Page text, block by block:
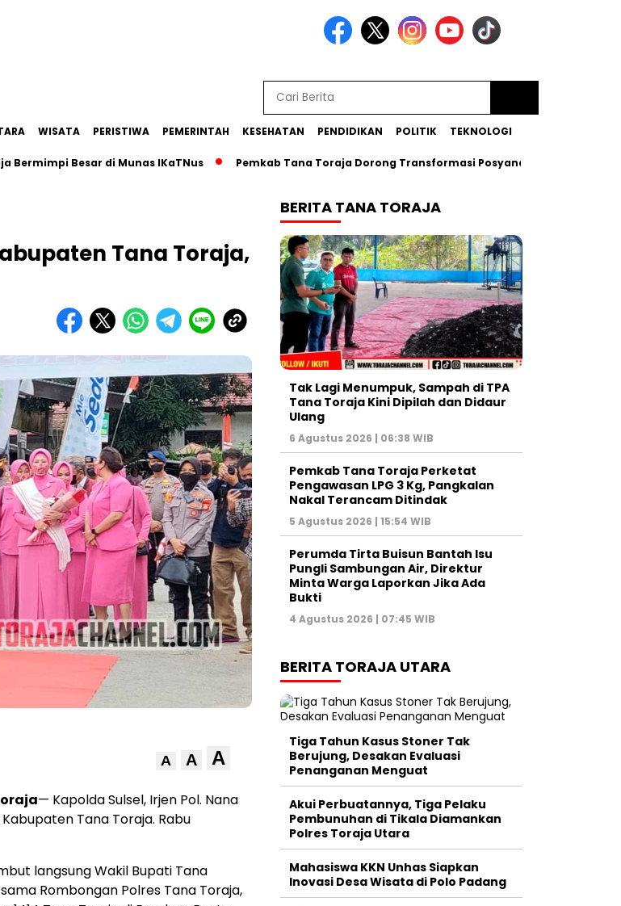
WISATA PERISTIWA PEMERINTAH KESEHATAN PENDIDIKAN POLITIK TEKNOLOGI
Besar di Munas IKaTNus Pemkab Tana Toraja Dorong Transformasi Posyandu Era Baru
Tana Toraja,
A A A
— Kapolda Sulsel, Irjen Pol. Nana
Tana Toraja. Rabu
langsung Wakil Bupati Tana
Rombongan Polres Tana Toraja,
BERITA TANA TORAJA
Tak Lagi Menumpuk, Sampah di TPA
Tana Toraja Kini Dipilah dan Didaur
Ulang
6 Agustus 2026 | 06:38 WIB
Pemkab Tana Toraja Perketat
Pengawasan LPG 3 Kg, Pangkalan
Nakal Terancam Ditindak
5 Agustus 2026 | 15:54 WIB
Perumda Tirta Buisun Bantah Isu
Pungli Sambungan Air, Direktur
Minta Warga Laporkan Jika Ada
Bukti
4 Agustus 2026 | 07:45 WIB
BERITA TORAJA UTARA
Tiga Tahun Kasus Stoner Tak
Berujung, Desakan Evaluasi
Penanganan Menguat
Akui Perbuatannya, Tiga Pelaku
Pembunuhan di Tikala Diamankan
Polres Toraja Utara
Mahasiswa KKN Unhas Siapkan
Inovasi Desa Wisata di Polo Padang